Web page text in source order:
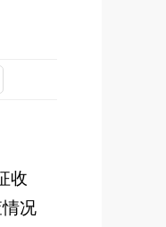
收
况